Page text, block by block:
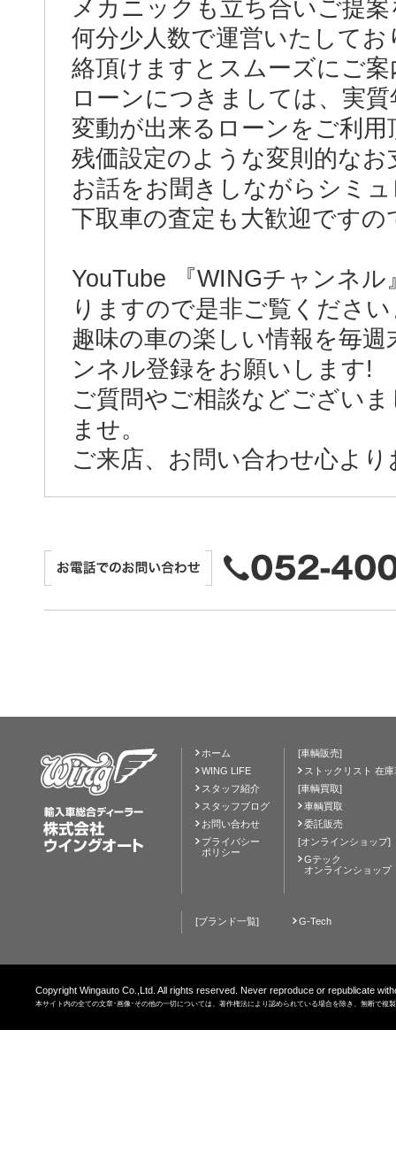
メカニックも立ち合いご提
何分少人数で運営いたして
絡頂けますとスムーズにご
ローンにつきましては、実
変動が出来るローンをご利用
残価設定のような変則的な
お話をお聞きしながらシミ
下取車の査定も大歓迎です
YouTube 『WINGチャンネ
りますので是非ご覧くださ
趣味の車の楽しい情報を毎
ンネル登録をお願いします!
ご質問やご相談などござい
ませ。
ご来店、お問い合わせ心よ
ホーム
WING LIFE
スタッフ紹介
スタッフブログ
お問い合わせ
プライバシー
ポリシー
[車輌販売]
ストックリスト 在
[車輌買取]
車輌買取
委託販売
[オンラインショップ]
Gテック
オンラインショップ
[ブランド一覧] G-Tech
Copyright Wingauto Co.,Ltd. All rights reserved. Never reproduce or republicate
本サイト内の全ての文章･画像･その他の一切については、著作権法により認められている場合を除き、無断で複